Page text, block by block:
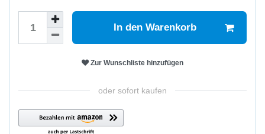
In den Warenkorb
Zur Wunschliste hinzufügen
oder sofort kaufen